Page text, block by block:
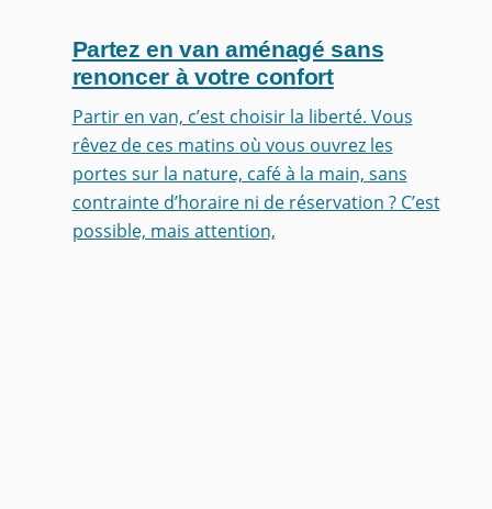
Partez en van aménagé sans
renoncer à votre confort
Partir en van, c’est choisir la liberté. Vous
rêvez de ces matins où vous ouvrez les
portes sur la nature, café à la main, sans
contrainte d’horaire ni de réservation ? C’est
possible, mais attention,